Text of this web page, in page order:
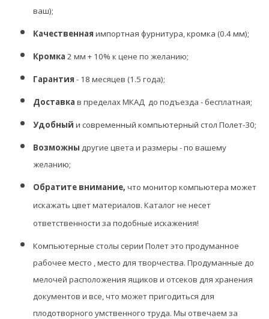
ваш);
Качественная импортная фурнитура, кромка (0.4 мм);
Кромка 2 мм + 10% к цене по желанию;
Гарантия - 18 месяцев (1.5 года);
Доставка в пределах МКАД до подъезда - бесплатная;
Удобный и современный компьютерный стол Полет-30;
Возможны другие цвета и размеры - по вашему
желанию;
Обратите внимание, что монитор компьютера может
искажать цвет материалов. Каталог не несет
ответственности за подобные искажения!
Компьютерные столы серии Полет это продуманное
рабочее место , место для творчества. Продуманные до
мелочей расположения ящиков и отсеков для хранения
документов и все, что может пригодиться для
плодотворного умственного труда. Мы отвечаем за